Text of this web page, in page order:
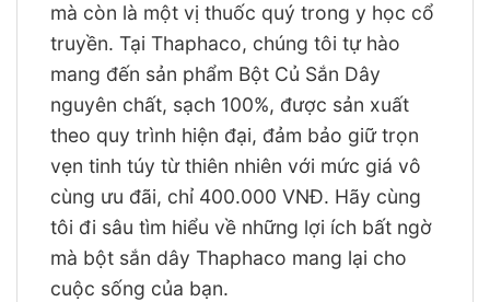
mà còn là một vị thuốc quý trong y học cổ
truyền. Tại Thaphaco, chúng tôi tự hào
mang đến sản phẩm Bột Củ Sắn Dây
nguyên chất, sạch 100%, được sản xuất
theo quy trình hiện đại, đảm bảo giữ trọn
vẹn tinh túy từ thiên nhiên với mức giá vô
cùng ưu đãi, chỉ 400.000 VNĐ. Hãy cùng
tôi đi sâu tìm hiểu về những lợi ích bất ngờ
mà bột sắn dây Thaphaco mang lại cho
cuộc sống của bạn.